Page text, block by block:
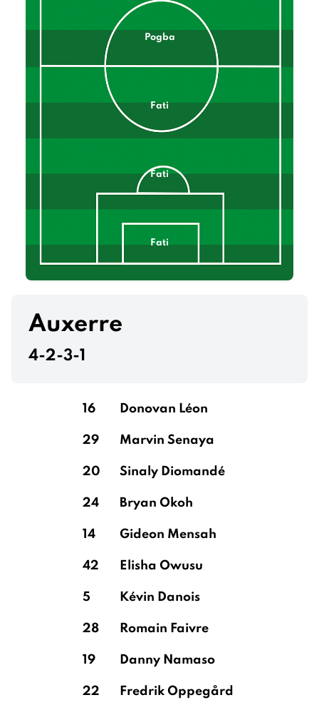
Pogba
Fati
Fati
Fati
Auxerre
4-2-3-1
16 Donovan Léon
29 Marvin Senaya
20 Sinaly Diomandé
24 Bryan Okoh
14 Gideon Mensah
42 Elisha Owusu
5 Kévin Danois
28 Romain Faivre
19 Danny Namaso
22 Fredrik Oppegård